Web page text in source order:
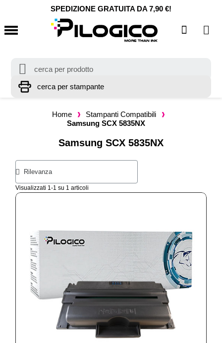
SPEDIZIONE GRATUITA DA 7,90 €!
Home
Stampanti Compatibili
Samsung SCX 5835NX
Samsung SCX 5835NX
Visualizzati 1-1 su 1 articoli